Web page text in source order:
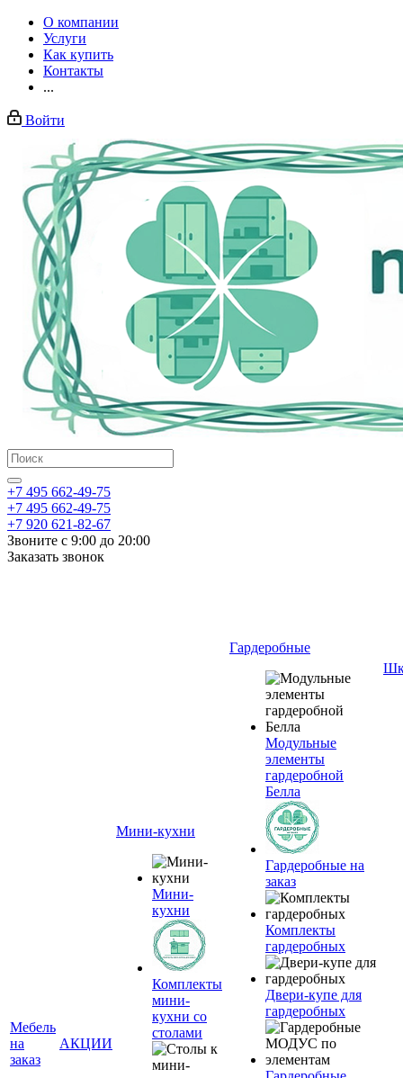
О компании
Услуги
Как купить
Контакты
...
Войти
+7 495 662-49-75
+7 495 662-49-75
+7 920 621-82-67
Звоните с 9:00 до 20:00
Заказать звонок
Мебель
на
заказ
АКЦИИ
Мини-кухни
Мини-
кухни
Комплекты
мини-
кухни со
столами
Гардеробные
Модульные
элементы
гардеробной
Белла
Гардеробные на
заказ
Комплекты
гардеробных
Двери-купе для
гардеробных